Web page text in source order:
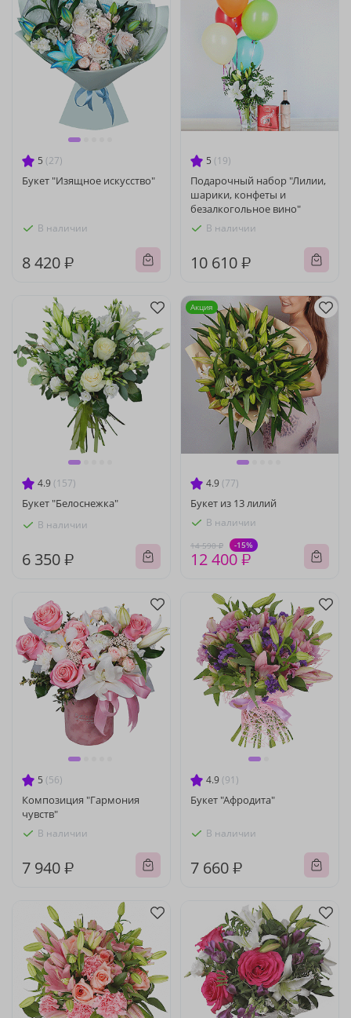
5 (27)
Букет "Изящное искусство"
В наличии
8 420 ₽
5 (19)
Подарочный набор "Лилии,
шарики, конфеты и
безалкогольное вино"
В наличии
10 610 ₽
4.9 (157)
Букет "Белоснежка"
В наличии
6 350 ₽
4.9 (77)
Букет из 13 лилий
В наличии
14 590 ₽ -15%
12 400 ₽
Акция
5 (56)
Композиция "Гармония
чувств"
В наличии
7 940 ₽
4.9 (91)
Букет "Афродита"
В наличии
7 660 ₽